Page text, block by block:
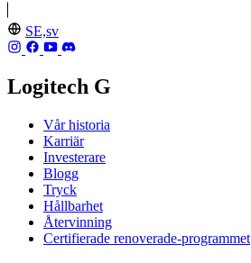
SE,sv
Logitech G
Vår historia
Karriär
Investerare
Blogg
Tryck
Hållbarhet
Återvinning
Certifierade renoverade-programmet